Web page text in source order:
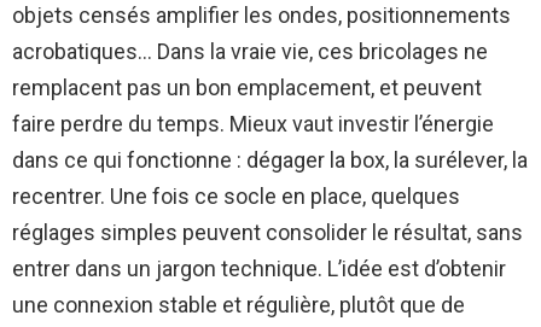
objets censés amplifier les ondes, positionnements
acrobatiques… Dans la vraie vie, ces bricolages ne
remplacent pas un bon emplacement, et peuvent
faire perdre du temps. Mieux vaut investir l’énergie
dans ce qui fonctionne : dégager la box, la surélever, la
recentrer. Une fois ce socle en place, quelques
réglages simples peuvent consolider le résultat, sans
entrer dans un jargon technique. L’idée est d’obtenir
une connexion stable et régulière, plutôt que de